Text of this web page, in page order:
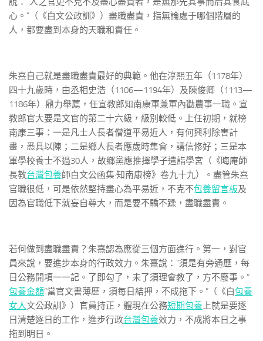
心。”（《白文公政訓》）盡職盡責，指無論處于哪個階層的
人，都要盡到本身的天職和責任。
朱熹自己就是盡職盡責最好的典範。他在淳熙五年（1178年）
四十九歲時，由丞相史浩（1106—1194年）及陳俊卿（1113—
1186年）鼎力舉薦，任宣教郎知南康軍兼軍內勸農事一職。宣
教郎官大要是文官的第二十六級，級別較低。上任初期，就榜
南康三事：一是凡士人長者僧道平易近人，有何興利除害計
畫，悉具以陳；二是鄉人長者應歲時集會，講信修好；三是本
軍學校養士不過30人，故鄉黨應推擇學子遣詣學宮（《晦庵師
長教台灣包養師白文公函集·知南康榜》卷九十九）。盡管朱熹
官職很低，可是依然堅持盡心為平易近，不克不包養留言板及
因為官職低下就妄自尊大，而是要不驕不躁，盡職盡責。
若何做到盡職盡責？朱熹認為應從三個方面進行。第一，對官
員來說，要進步本身的行政效力。朱熹說：“須是有旁通歷，每
日公務開項一一記。了即勾了，未了須理會教了，方不廢事。”
包養金額“當官文書薄歷，須每日結押，不成拖下。”（《白包養
女人文公政訓》）官員持正，體現在公務短期包養 上就是要逐
日清楚逐日的工作，進步行政台灣包養效力，不成將本日之事
拖到明日。